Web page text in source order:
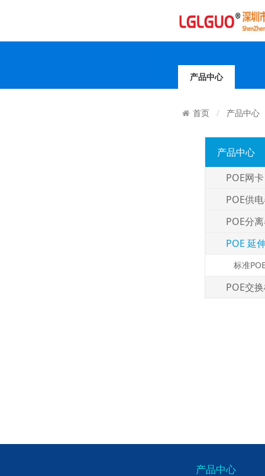
产品中心
首页 产品中心
产品中心
POE网卡
POE供
POE分
POE 延
标准
POE交
产品中心